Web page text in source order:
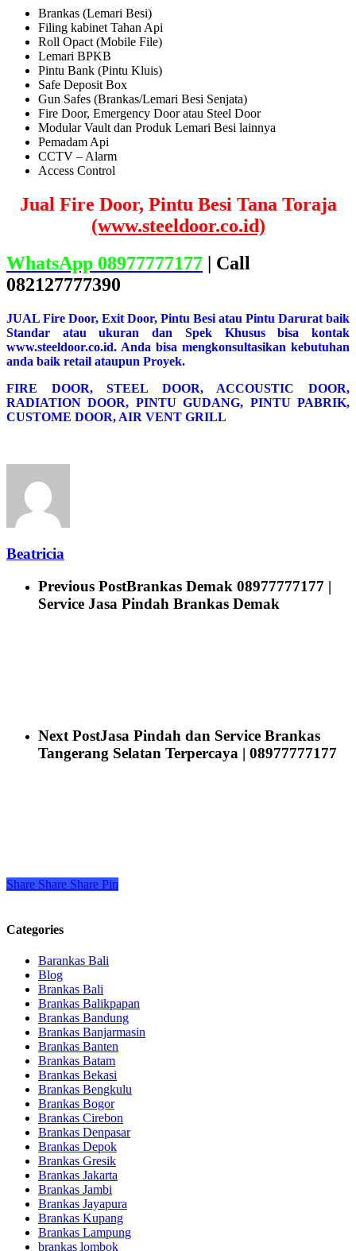
Brankas (Lemari Besi)
Filing kabinet Tahan Api
Roll Opact (Mobile File)
Lemari BPKB
Pintu Bank (Pintu Kluis)
Safe Deposit Box
Gun Safes (Brankas/Lemari Besi Senjata)
Fire Door, Emergency Door atau Steel Door
Modular Vault dan Produk Lemari Besi lainnya
Pemadam Api
CCTV – Alarm
Access Control
Jual Fire Door, Pintu Besi Tana Toraja
(www.steeldoor.co.id)
WhatsApp 08977777177 | Call
082127777390
JUAL Fire Door, Exit Door, Pintu Besi atau Pintu Darurat baik
Standar atau ukuran dan Spek Khusus bisa kontak
www.steeldoor.co.id. Anda bisa mengkonsultasikan kebutuhan
anda baik retail ataupun Proyek.
FIRE DOOR, STEEL DOOR, ACCOUSTIC DOOR,
RADIATION DOOR, PINTU GUDANG, PINTU PABRIK,
CUSTOME DOOR, AIR VENT GRILL
Beatricia
Previous PostBrankas Demak 08977777177 |
Service Jasa Pindah Brankas Demak
Next PostJasa Pindah dan Service Brankas
Tangerang Selatan Terpercaya | 08977777177
Share Share Share Pin
Categories
Barankas Bali
Blog
Brankas Bali
Brankas Balikpapan
Brankas Bandung
Brankas Banjarmasin
Brankas Banten
Brankas Batam
Brankas Bekasi
Brankas Bengkulu
Brankas Bogor
Brankas Cirebon
Brankas Denpasar
Brankas Depok
Brankas Gresik
Brankas Jakarta
Brankas Jambi
Brankas Jayapura
Brankas Kupang
Brankas Lampung
brankas lombok